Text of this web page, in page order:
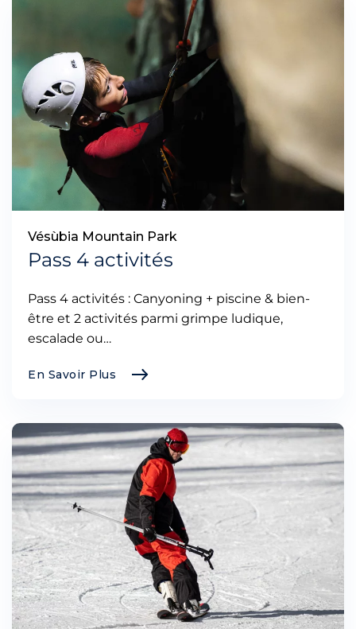
Vésùbia Mountain Park
Pass 4 activités
Pass 4 activités : Canyoning + piscine & bien-
être et 2 activités parmi grimpe ludique,
escalade ou…
En Savoir Plus